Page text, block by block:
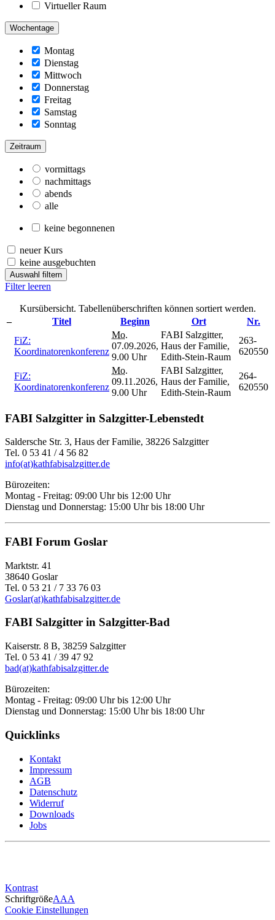
Virtueller Raum
Wochentage
Montag
Dienstag
Mittwoch
Donnerstag
Freitag
Samstag
Sonntag
Zeitraum
vormittags
nachmittags
abends
alle
keine begonnenen
neuer Kurs
keine ausgebuchten
Auswahl filtern
Filter leeren
Kursübersicht. Tabellenüberschriften können sortiert werden.
–
Titel Beginn Ort
Nr.
FiZ:
Koordinatorenkonferenz
Mo.
07.09.2026,
9.00 Uhr
FABI Salzgitter,
Haus der Familie,
Edith-Stein-Raum
263-
620550
FiZ:
Koordinatorenkonferenz
Mo.
09.11.2026,
9.00 Uhr
FABI Salzgitter,
Haus der Familie,
Edith-Stein-Raum
264-
620550
FABI Salzgitter in Salzgitter-Lebenstedt
Saldersche Str. 3, Haus der Familie, 38226 Salzgitter
Tel. 0 53 41 / 4 56 82
info(at)kathfabisalzgitter.de
Bürozeiten:
Montag - Freitag: 09:00 Uhr bis 12:00 Uhr
Dienstag und Donnerstag: 15:00 Uhr bis 18:00 Uhr
FABI Forum Goslar
Marktstr. 41
38640 Goslar
Tel. 0 53 21 / 7 33 76 03
Goslar(at)kathfabisalzgitter.de
FABI Salzgitter in Salzgitter-Bad
Kaiserstr. 8 B, 38259 Salzgitter
Tel. 0 53 41 / 39 47 92
bad(at)kathfabisalzgitter.de
Bürozeiten:
Montag - Freitag: 09:00 Uhr bis 12:00 Uhr
Dienstag und Donnerstag: 15:00 Uhr bis 18:00 Uhr
Quicklinks
Kontakt
Impressum
AGB
Datenschutz
Widerruf
Downloads
Jobs
Kontrast
SchriftgrößeAAA
Cookie Einstellungen